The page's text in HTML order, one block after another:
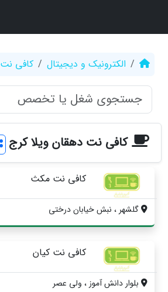
الکترونیک و دیجیتال کافی نت
کافی نت دهقان ویلا کرج
کافی نت مکث
گلشهر ، نبش خیابان درختی
کافی نت کیان
بلوار دانش آموز ، ولی عصر